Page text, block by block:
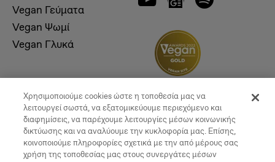
Vegan Γεύματα
Vegan Ψωμί
Vegan Γλυκά
Χρησιμοποιούμε cookies ώστε η τοποθεσία μας να
λειτουργεί σωστά, να εξατομικεύουμε περιεχόμενο και
διαφημίσεις, να παρέχουμε λειτουργίες μέσων κοινωνικής
δικτύωσης και να αναλύουμε την κυκλοφορία μας. Επίσης,
κοινοποιούμε πληροφορίες σχετικά με την από μέρους σας
χρήση της τοποθεσίας μας στους συνεργάτες μέσων